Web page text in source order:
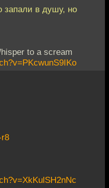
запали в душу, но
to a scream